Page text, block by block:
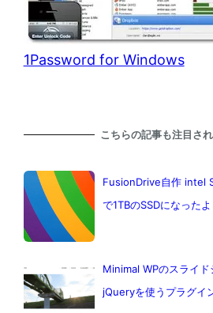
1Password for Windows
こちらの記事も注目さ
FusionDrive自作 intel
で1TBのSSDになったよ
Minimal WPのスライド
jQueryを使うプラグイ